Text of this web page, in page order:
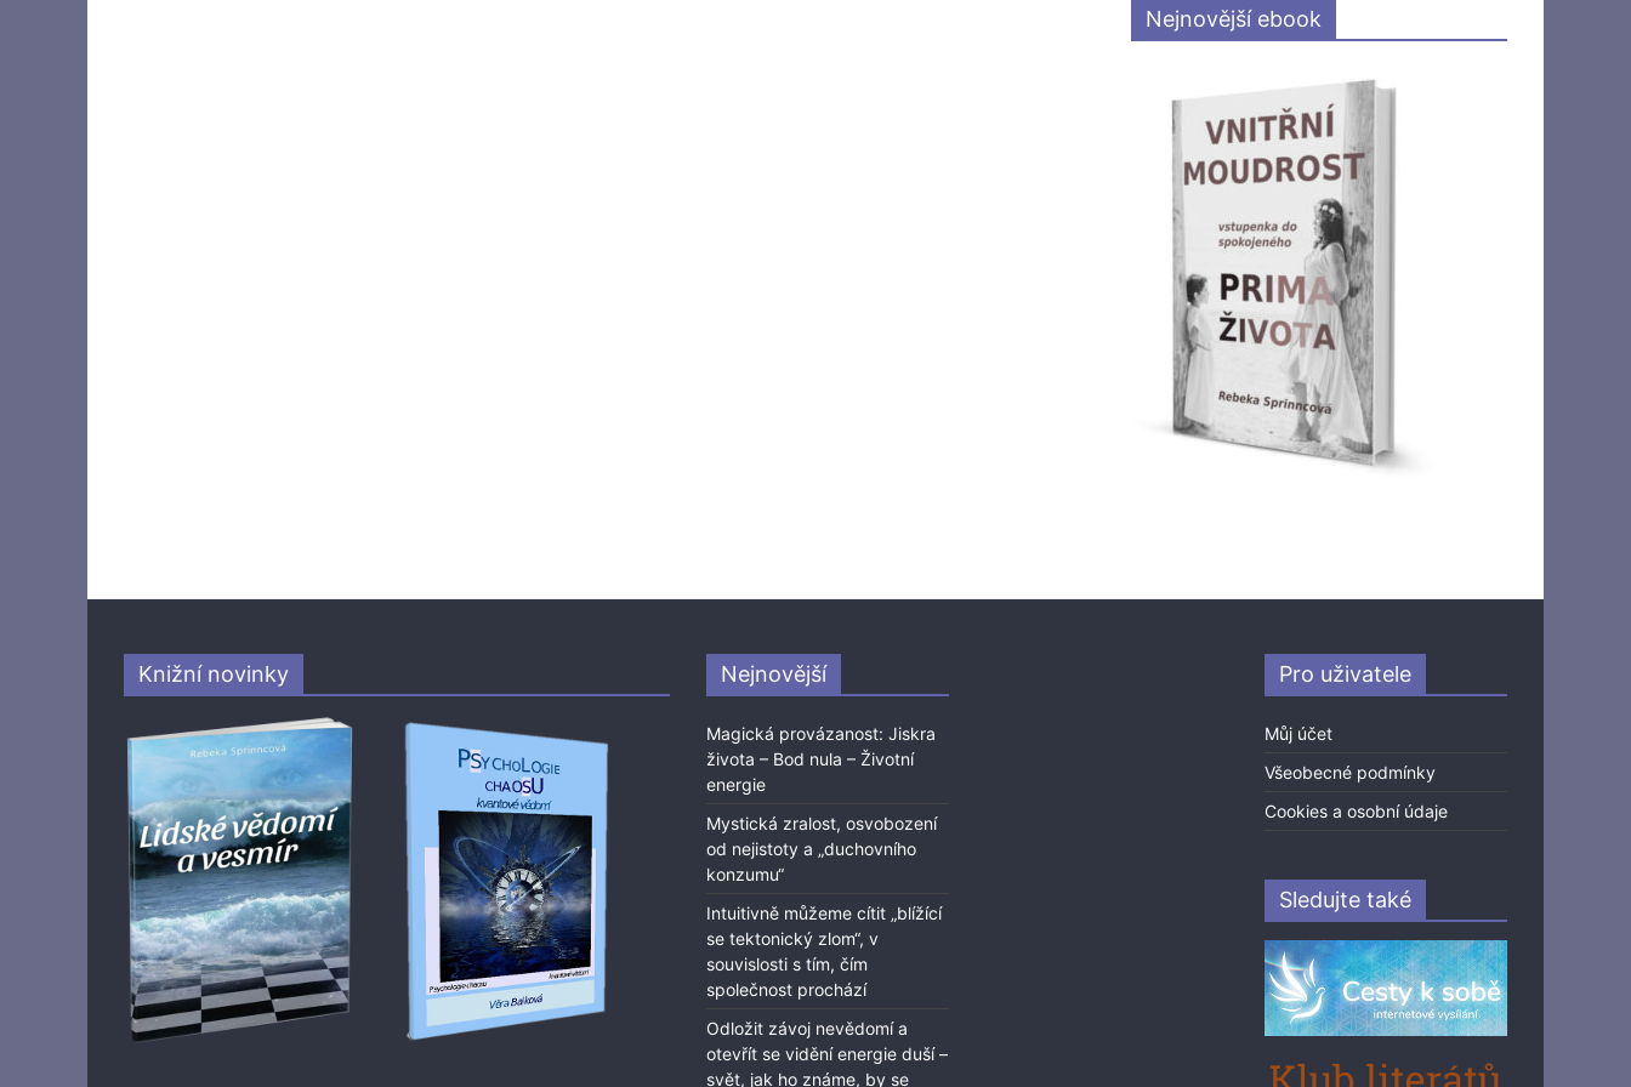
Nejnovější ebook
Knižní novinky Nejnovější
Magická provázanost: Jiskra
života – Bod nula – Životní
energie
Mystická zralost, osvobození
od nejistoty a „duchovního
konzumu“
Intuitivně můžeme cítit „blížící
se tektonický zlom“, v
souvislosti s tím, čím
společnost prochází
Odložit závoj nevědomí a
otevřít se vidění energie duší –
svět, jak ho známe, by se
Pro uživatele
Můj účet
Všeobecné podmínky
Cookies a osobní údaje
Sledujte také